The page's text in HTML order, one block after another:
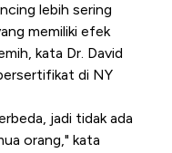
lebih sering
memiliki efek
kata Dr. David
di NY
jadi tidak ada
orang," kata